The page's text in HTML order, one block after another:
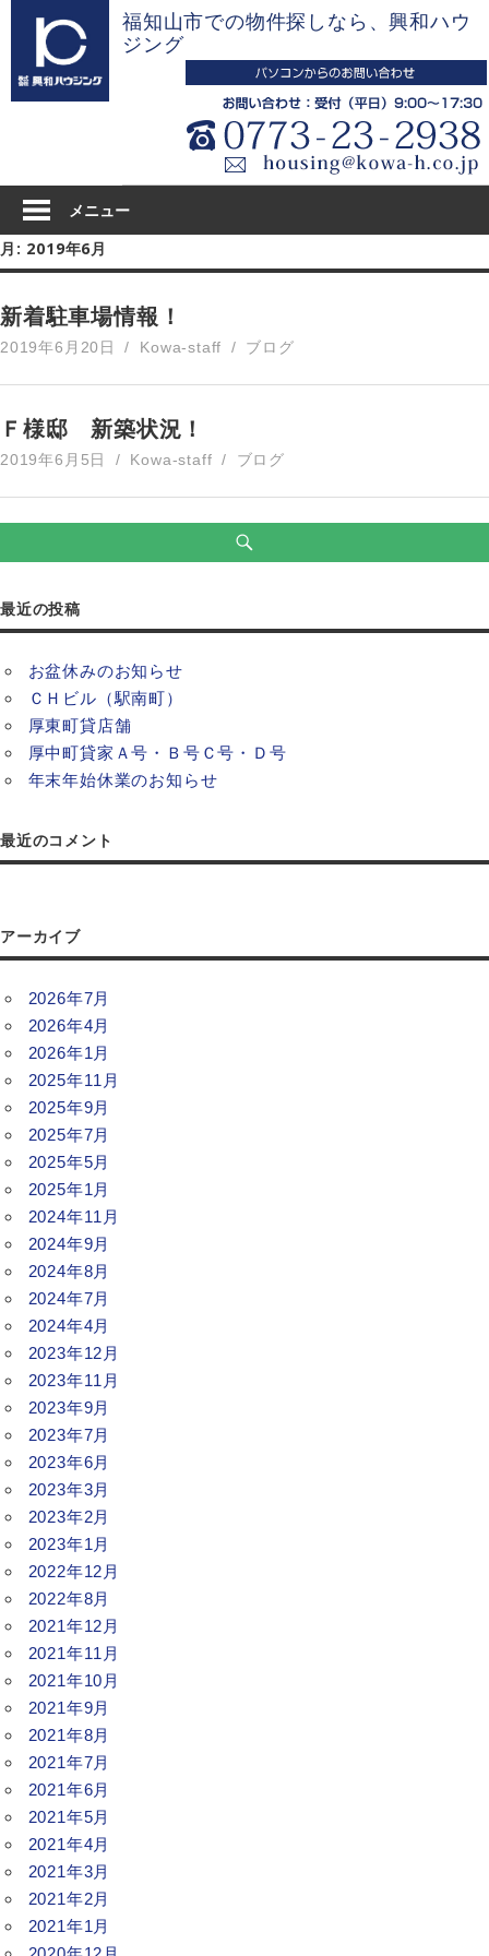
ッ
プ
福知山市での物件探しなら、興和ハウ
ジング
メニュー
月: 2019年6月
新着駐車場情報！
2019年6月20日 Kowa-staff ブログ
Ｆ様邸 新築状況！
2019年6月5日 Kowa-staff ブログ
最近の投稿
お盆休みのお知らせ
ＣＨビル（駅南町）
厚東町貸店舗
厚中町貸家Ａ号・Ｂ号Ｃ号・Ｄ号
年末年始休業のお知らせ
最近のコメント
アーカイブ
2026年7月
2026年4月
2026年1月
2025年11月
2025年9月
2025年7月
2025年5月
2025年1月
2024年11月
2024年9月
2024年8月
2024年7月
2024年4月
2023年12月
2023年11月
2023年9月
2023年7月
2023年6月
2023年3月
2023年2月
2023年1月
2022年12月
2022年8月
2021年12月
2021年11月
2021年10月
2021年9月
2021年8月
2021年7月
2021年6月
2021年5月
2021年4月
2021年3月
2021年2月
2021年1月